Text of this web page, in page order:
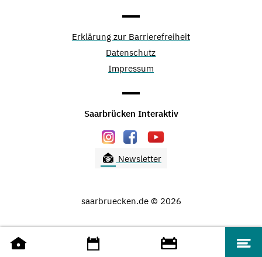
Erklärung zur Barrierefreiheit
Datenschutz
Impressum
Saarbrücken Interaktiv
Newsletter
saarbruecken.de © 2026